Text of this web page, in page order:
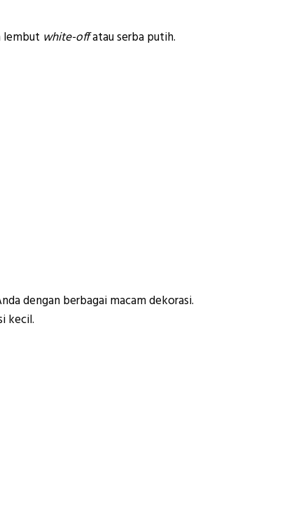
lembut white-offatau serba putih.
dengan berbagai macam dekorasi.
kecil.